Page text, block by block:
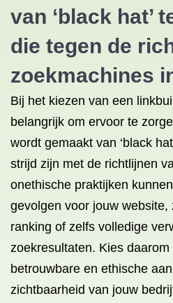
van ‘black hat’
die tegen de
zoekmachines
Bij het kiezen van een
belangrijk om ervoor te
wordt gemaakt van ‘black
strijd zijn met de richtlijnen
onethische praktijken
gevolgen voor jouw website,
ranking of zelfs volledige
zoekresultaten. Kies
betrouwbare en ethische
zichtbaarheid van jouw